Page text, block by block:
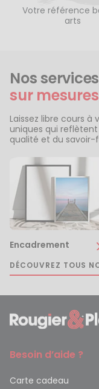
Votre référence
arts
Nos services
sur mesures
Laissez libre cours
uniques qui
qualité et du savoir-
Encadrement
DÉCOUVREZ TOUS
Besoin d’aide ?
Carte cadeau